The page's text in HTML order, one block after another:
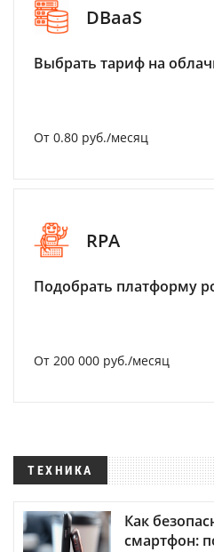
DBaaS
Выбрать тариф на
От 0.80 руб./месяц
RPA
Подобрать платформу
От 200 000 руб./месяц
ТЕХНИКА
Как
смартфон: